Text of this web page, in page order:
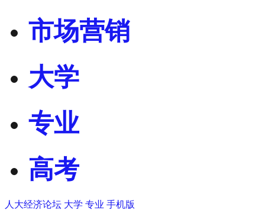
市场营销
大学
专业
高考
人大经济论坛 大学 专业 手机版